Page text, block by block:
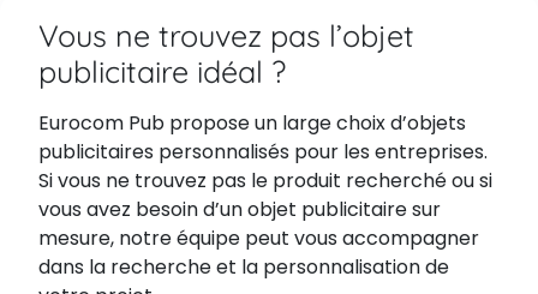
Vous ne trouvez pas l’objet
publicitaire idéal ?
Eurocom Pub propose un large choix d’objets
publicitaires personnalisés pour les entreprises.
Si vous ne trouvez pas le produit recherché ou si
vous avez besoin d’un objet publicitaire sur
mesure, notre équipe peut vous accompagner
dans la recherche et la personnalisation de